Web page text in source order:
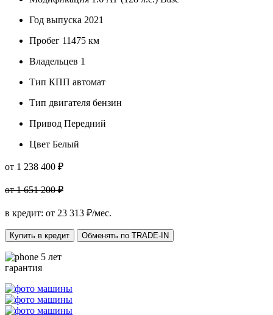
Год выпуска 2021
Пробег 11475 км
Владельцев 1
Тип КПП автомат
Тип двигателя бензин
Привод Передний
Цвет Белый
от 1 238 400 ₽
от 1 651 200 ₽
в кредит: от 23 313 ₽/мес.
Купить в кредит Обменять по TRADE-IN
5 лет
гарантия